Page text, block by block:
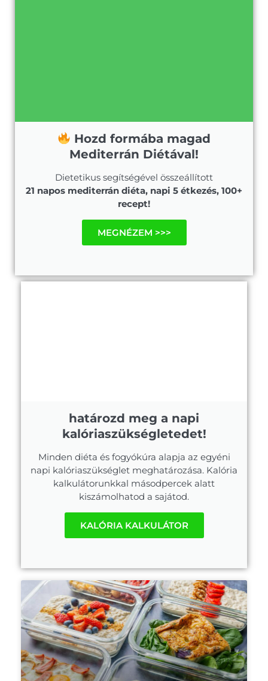
Hozd formába magad
Mediterrán Diétával!
Dietetikus segítségével összeállított
21 napos mediterrán diéta, napi 5 étkezés, 100+
recept!
MEGNÉZEM >>>
határozd meg a napi
kalóriaszükségletedet!
Minden diéta és fogyókúra alapja az egyéni
napi kalóriaszükséglet meghatározása. Kalória
kalkulátorunkkal másodpercek alatt
kiszámolhatod a sajátod.
KALÓRIA KALKULÁTOR